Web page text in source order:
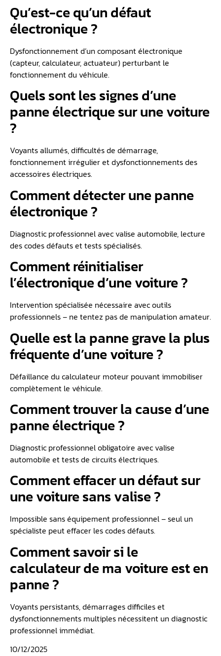
Qu’est-ce qu’un défaut
électronique ?
Dysfonctionnement d’un composant électronique
(capteur, calculateur, actuateur) perturbant le
fonctionnement du véhicule.
Quels sont les signes d’une
panne électrique sur une voiture
?
Voyants allumés, difficultés de démarrage,
fonctionnement irrégulier et dysfonctionnements des
accessoires électriques.
Comment détecter une panne
électronique ?
Diagnostic professionnel avec valise automobile, lecture
des codes défauts et tests spécialisés.
Comment réinitialiser
l’électronique d’une voiture ?
Intervention spécialisée nécessaire avec outils
professionnels – ne tentez pas de manipulation amateur.
Quelle est la panne grave la plus
fréquente d’une voiture ?
Défaillance du calculateur moteur pouvant immobiliser
complètement le véhicule.
Comment trouver la cause d’une
panne électrique ?
Diagnostic professionnel obligatoire avec valise
automobile et tests de circuits électriques.
Comment effacer un défaut sur
une voiture sans valise ?
Impossible sans équipement professionnel – seul un
spécialiste peut effacer les codes défauts.
Comment savoir si le
calculateur de ma voiture est en
panne ?
Voyants persistants, démarrages difficiles et
dysfonctionnements multiples nécessitent un diagnostic
professionnel immédiat.
10/12/2025